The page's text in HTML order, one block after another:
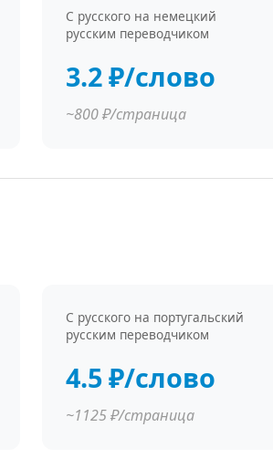
С русского на немецкий
русским переводчиком
3.2 ₽/слово
~800 ₽/страница
С русского на португальский
русским переводчиком
4.5 ₽/слово
~1125 ₽/страница